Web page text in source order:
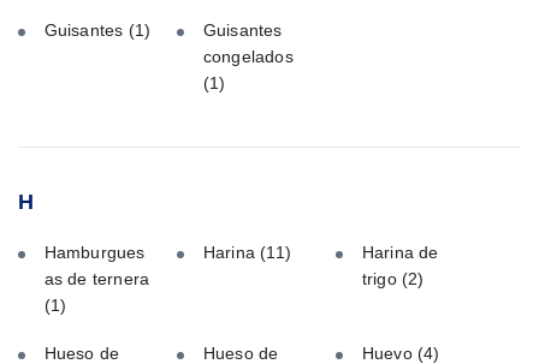
Guisantes (1)
Guisantes
congelados
(1)
H
Hamburgues
as de ternera
(1)
Harina(11)
Harina de
trigo(2)
Hueso de
Hueso de
Huevo(4)